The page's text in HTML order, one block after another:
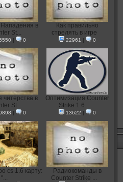
Нападения в
St...
| 0
Как правильно
стрелять в игре
22961 | 0
читерства в
St...
| 0
Оптимизация Counter
Strike 1.6...
13622 | 0
cs 1.6 карту:
"...
Радиокоманды в
Counter Strike ...